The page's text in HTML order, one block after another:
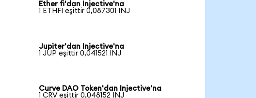
Ether fi'dan Injective'na
1 ETHFI eşittir 0,087301 INJ
Jupiter'dan Injective'na
1 JUP eşittir 0,041521 INJ
Curve DAO Token'dan Injective'na
1 CRV eşittir 0,048152 INJ